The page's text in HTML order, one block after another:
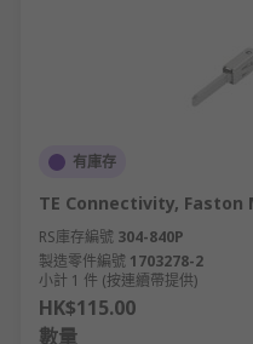
有庫存
TE Connectivity, Faston
RS庫存編號 304-840P
製造零件編號 1703278-2
小計 1 件 (按連續帶提供)
HK$115.00
數量